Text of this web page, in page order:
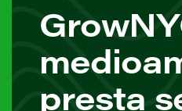
presta